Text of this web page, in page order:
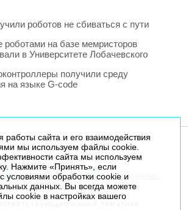
роботов не сбиваться с пути
роботами на базе мемристоров
в Университете Лобачевского
получили среду
на языке G-code
- проект группы “Текарт”.
+7(495) 790-7591
обработки персональных данных
нашей тематике
работы сайта и его взаимодействия
мы используем файлы cookie.
сайта мы используем
Нажмите «Принять», если
условиями обработки cookie и
данных. Вы всегда можете
cookie в настройках вашего